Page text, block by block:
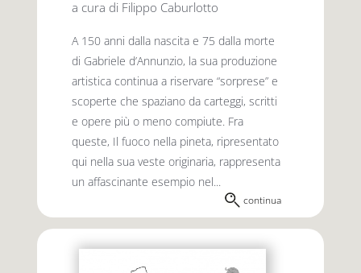
a cura di Filippo Caburlotto
A 150 anni dalla nascita e 75 dalla morte
di Gabriele d’Annunzio, la sua produzione
artistica continua a riservare “sorprese” e
scoperte che spaziano da carteggi, scritti
e opere più o meno compiute. Fra
queste, Il fuoco nella pineta, ripresentato
qui nella sua veste originaria, rappresenta
un affascinante esempio nel...
continua